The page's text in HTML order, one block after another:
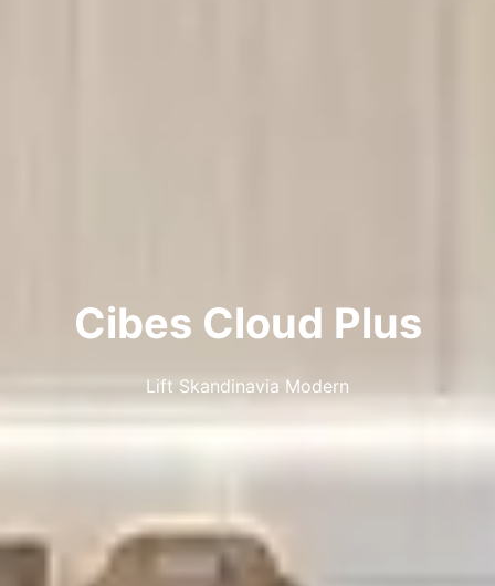
Cibes Cloud Plus
Lift Skandinavia Modern